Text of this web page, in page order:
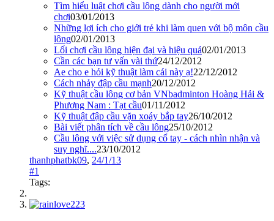
Tìm hiểu luật chơi cầu lông dành cho người mới
chơi03/01/2013
Những lợi ích cho giới trẻ khi làm quen với bộ môn cầu
lông02/01/2013
Lối chơi cầu lông hiện đại và hiệu quả02/01/2013
Cần các bạn tư vấn vài thứ24/12/2012
Ae cho e hỏi kỹ thuật làm cái này ạ!22/12/2012
Cách nhảy đập cầu mạnh20/12/2012
Kỹ thuật cầu lông cơ bản VNbadminton Hoàng Hải &
Phương Nam : Tạt cầu01/11/2012
Kỹ thuật đập cầu vặn xoáy bắp tay26/10/2012
Bài viết phân tích về cầu lông25/10/2012
Cầu lông với việc sử dụng cổ tay - cách nhìn nhận và
suy nghĩ....23/10/2012
thanhphatbk09, 24/1/13
#1
Tags: